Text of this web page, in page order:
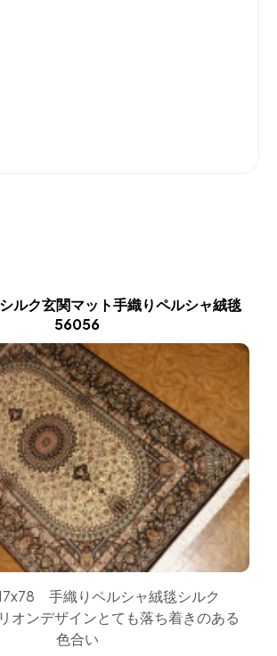
ルク玄関マット手織りペルシャ絨毯
56056
手織りペルシャ絨毯シルク
オンデザインとても落ち着きのある
色合い